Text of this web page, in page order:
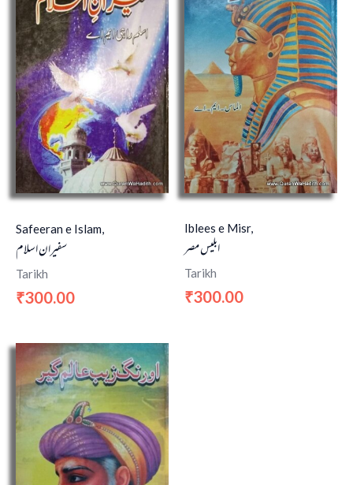
Safeeran e Islam,
سفیران اسلام
Tarikh
₹300.00
Iblees e Misr,
ابليس مصر
Tarikh
₹300.00